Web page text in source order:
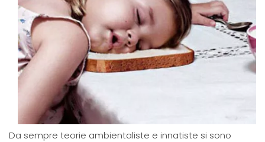
Da sempre teorie ambientaliste e innatiste si sono